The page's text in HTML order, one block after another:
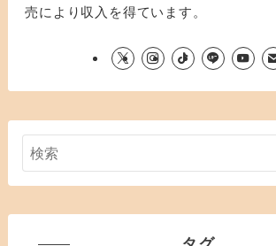
売により収入を得ています。